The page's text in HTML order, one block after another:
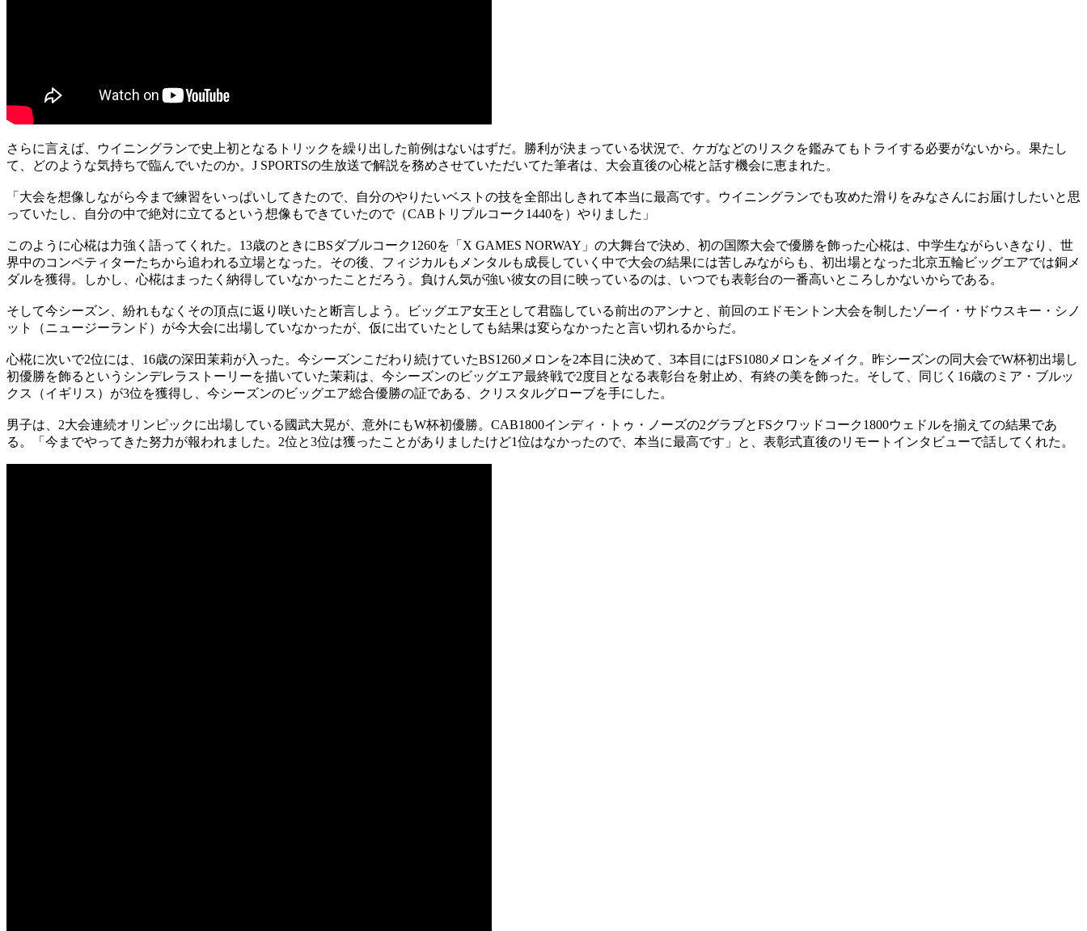
さらに言えば、ウイニングランで史上初となるトリックを繰り出した前例はないはずだ。勝利が決まっている状況で、ケガなどのリスクを鑑みてもトライする必要がないから。果たし
て、どのような気持ちで臨んでいたのか。J SPORTSの生放送で解説を務めさせていただいてた筆者は、大会直後の心椛と話す機会に恵まれた。
「大会を想像しながら今まで練習をいっぱいしてきたので、自分のやりたいベストの技を全部出しきれて本当に最高です。ウイニングランでも攻めた滑りをみなさんにお届けしたいと思
っていたし、自分の中で絶対に立てるという想像もできていたので（CABトリプルコーク1440を）やりました」
このように心椛は力強く語ってくれた。13歳のときにBSダブルコーク1260を「X GAMES NORWAY」の大舞台で決め、初の国際大会で優勝を飾った心椛は、中学生ながらいきなり、世
界中のコンペティターたちから追われる立場となった。その後、フィジカルもメンタルも成長していく中で大会の結果には苦しみながらも、初出場となった北京五輪ビッグエアでは銅メ
ダルを獲得。しかし、心椛はまったく納得していなかったことだろう。負けん気が強い彼女の目に映っているのは、いつでも表彰台の一番高いところしかないからである。
そして今シーズン、紛れもなくその頂点に返り咲いたと断言しよう。ビッグエア女王として君臨している前出のアンナと、前回のエドモントン大会を制したゾーイ・サドウスキー・シノ
ット（ニュージーランド）が今大会に出場していなかったが、仮に出ていたとしても結果は変らなかったと言い切れるからだ。
心椛に次いで2位には、16歳の深田茉莉が入った。今シーズンこだわり続けていたBS1260メロンを2本目に決めて、3本目にはFS1080メロンをメイク。昨シーズンの同大会でW杯初出場し
初優勝を飾るというシンデレラストーリーを描いていた茉莉は、今シーズンのビッグエア最終戦で2度目となる表彰台を射止め、有終の美を飾った。そして、同じく16歳のミア・ブルッ
クス（イギリス）が3位を獲得し、今シーズンのビッグエア総合優勝の証である、クリスタルグローブを手にした。
男子は、2大会連続オリンピックに出場している國武大晃が、意外にもW杯初優勝。CAB1800インディ・トゥ・ノーズの2グラブとFSクワッドコーク1800ウェドルを揃えての結果であ
る。「今までやってきた努力が報われました。2位と3位は獲ったことがありましたけど1位はなかったので、本当に最高です」と、表彰式直後のリモートインタビューで話してくれた。